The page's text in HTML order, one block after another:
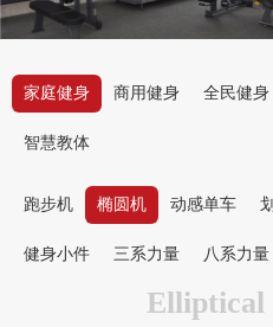
家庭健身 商用健身 全民健身
智慧教体
跑步机 椭圆机 动感单车
健身小件 三系力量 八系力量
Elliptical